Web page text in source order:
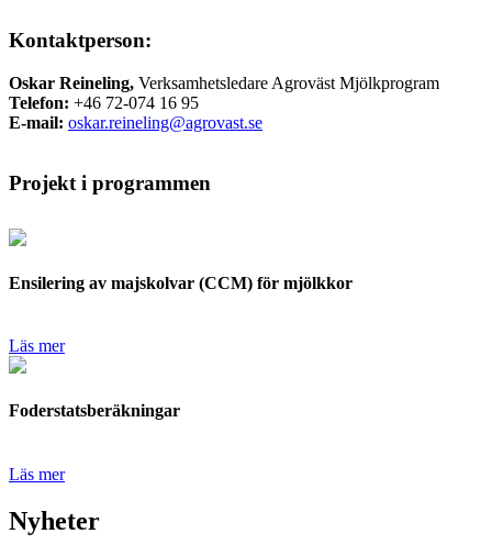
Kontaktperson:
Oskar Reineling, Verksamhetsledare Agroväst Mjölkprogram
Telefon: +46 72-074 16 95
E-mail: oskar.reineling@agrovast.se
Projekt i programmen
Ensilering av majskolvar (CCM) för mjölkkor
Läs mer
Foderstatsberäkningar
Läs mer
Nyheter